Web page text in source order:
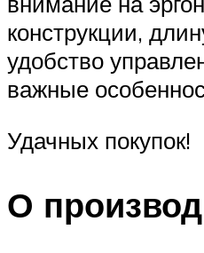
конструкции,
удобство
важные
Удачных покупок!
О